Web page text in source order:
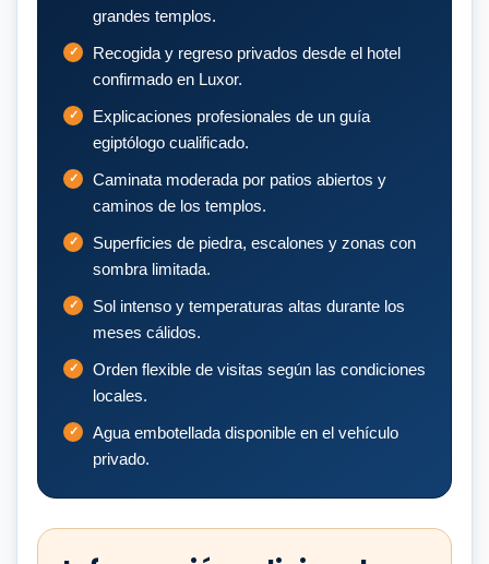
grandes templos.
Recogida y regreso privados desde el hotel
confirmado en Luxor.
Explicaciones profesionales de un guía
egiptólogo cualificado.
Caminata moderada por patios abiertos y
caminos de los templos.
Superficies de piedra, escalones y zonas con
sombra limitada.
Sol intenso y temperaturas altas durante los
meses cálidos.
Orden flexible de visitas según las condiciones
locales.
Agua embotellada disponible en el vehículo
privado.